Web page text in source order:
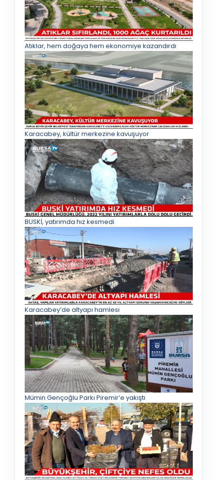
Atıklar, hem doğaya hem ekonomiye kazandırdı
Karacabey, kültür merkezine kavuşuyor
BUSKİ, yatırımda hız kesmedi
Karacabey’de altyapı hamlesi
Mümin Gençoğlu Parkı Piremir’e yakıştı